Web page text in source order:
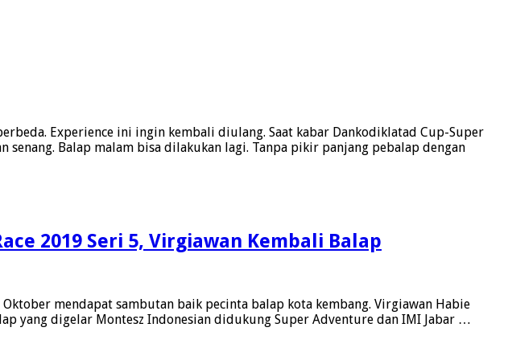
Experience ini ingin kembali diulang. Saat kabar Dankodiklatad Cup-Super
senang. Balap malam bisa dilakukan lagi. Tanpa pikir panjang pebalap dengan
2019 Seri 5, Virgiawan Kembali Balap
mendapat sambutan baik pecinta balap kota kembang. Virgiawan Habie
yang digelar Montesz Indonesian didukung Super Adventure dan IMI Jabar …